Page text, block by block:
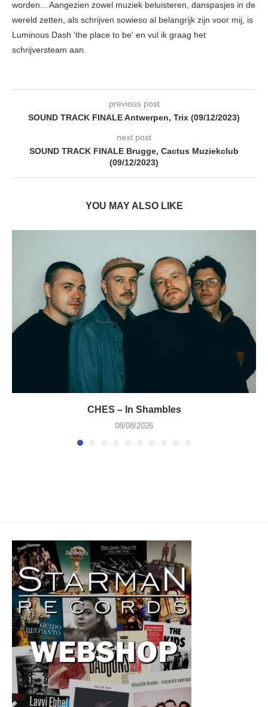
worden... Aangezien zowel muziek beluisteren, danspasjes in de
wereld zetten, als schrijven sowieso al belangrijk zijn voor mij, is
Luminous Dash 'the place to be' en vul ik graag het
schrijversteam aan.
previous post
SOUND TRACK FINALE Antwerpen, Trix (09/12/2023)
next post
SOUND TRACK FINALE Brugge, Cactus Muziekclub
(09/12/2023)
YOU MAY ALSO LIKE
CHES – In Shambles
08/08/2026